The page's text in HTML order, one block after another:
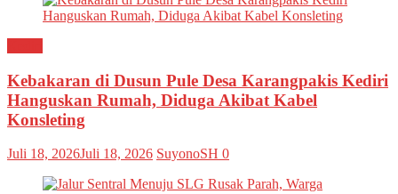
Kebakaran di Dusun Pule Desa Karangpakis Kediri
Hanguskan Rumah, Diduga Akibat Kabel
Konsleting
Juli 18, 2026Juli 18, 2026 SuyonoSH 0